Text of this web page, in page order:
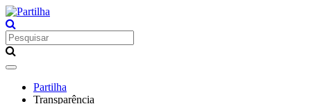
Toggle
navigationPartilha
Transparência